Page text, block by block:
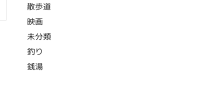
散歩道
映画
未分類
釣り
銭湯